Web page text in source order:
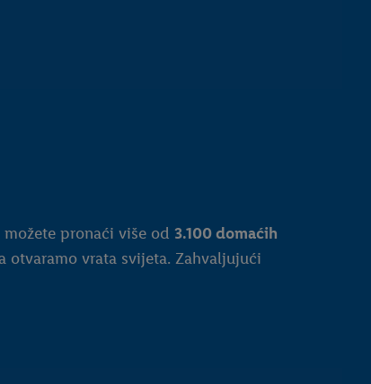
pronaći više od 3.100 domaćih
vrata svijeta. Zahvaljujući